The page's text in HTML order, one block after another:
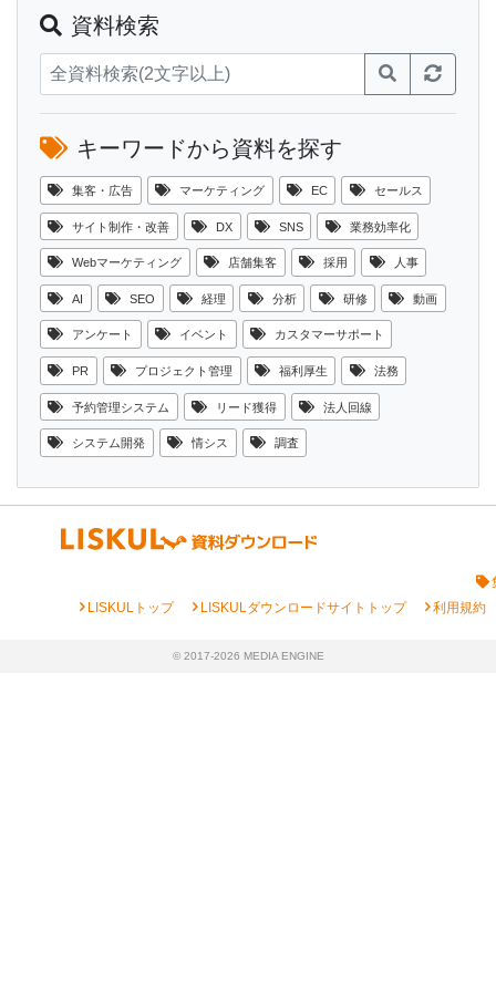
資料検索
キーワードから資料を探す
集客・広告 マーケティング EC セールス
サイト制作・改善 DX SNS 業務効率化
Webマーケティング 店舗集客 採用 人事
AI SEO 経理 分析 研修 動画
アンケート イベント カスタマーサポート
PR プロジェクト管理 福利厚生 法務
予約管理システム リード獲得 法人回線
システム開発 情シス 調査
chevron_rightLISKULトップ chevron_rightLISKULダウンロードサイトトップ chevron_right利用規約
© 2017-2026 MEDIA ENGINE